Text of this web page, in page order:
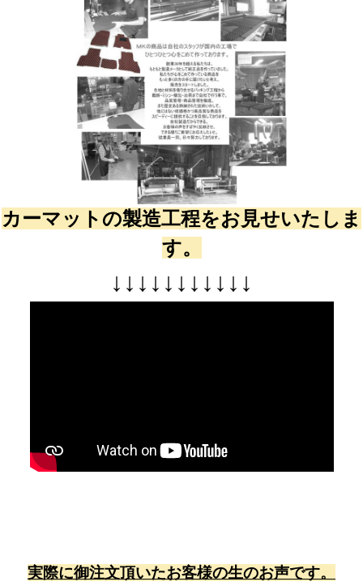
カーマットの製造工程をお見せいたしま
す。
↓ ↓ ↓ ↓ ↓ ↓ ↓ ↓ ↓ ↓ ↓
実際に御注文頂いたお客様の生のお声です。